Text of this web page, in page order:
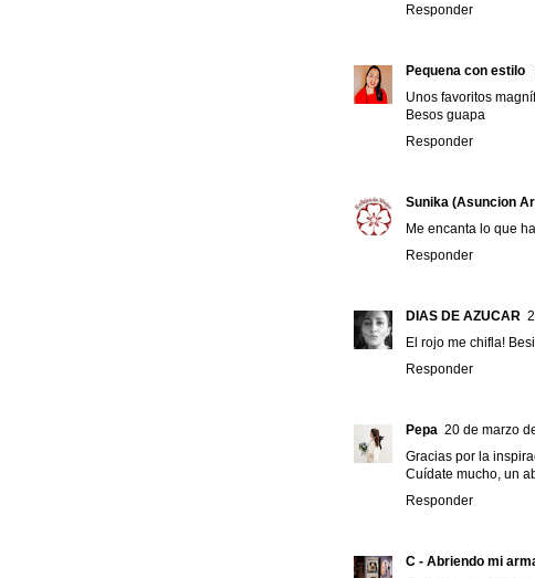
Responder
Pequena con estilo
Unos favoritos
Besos guapa
Responder
Sunika (Asuncion
Me encanta lo que
Responder
DIAS DE AZUCAR
El rojo me chifla!
Responder
Pepa 20 de marzo
Gracias por la
Cuídate mucho, un
Responder
C - Abriendo mi